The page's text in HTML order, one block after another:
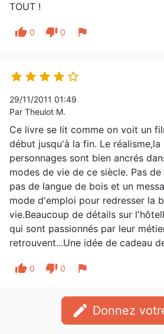
TOUT !
thumb_up 0 thumb_down 0 flag
    
29/11/2011 01:49
Par Theulot M.
Ce livre se lit comme on voit un
début jusqu'à la fin. Le
personnages sont bien ancrés
modes de vie de ce siècle. Pas
pas de langue de bois et un
mode d'emploi pour redresser la
vie.Beaucoup de détails sur
qui sont passionnés par leur
retrouvent...Une idée de cadeau
thumb_up 0 thumb_down 0 flag
edit Donnez